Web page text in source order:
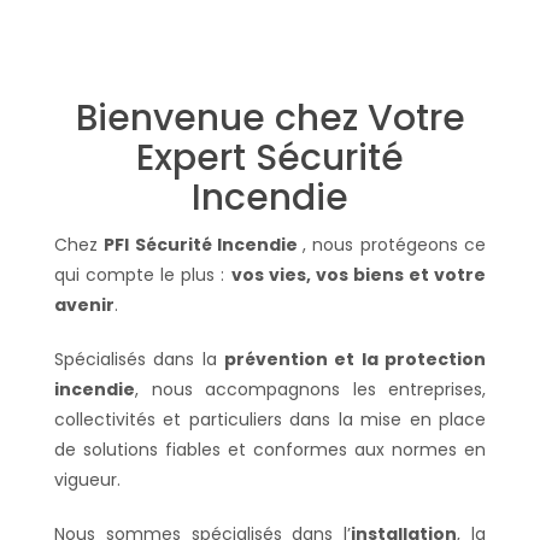
Bienvenue chez Votre
Expert Sécurité
Incendie
Chez PFI Sécurité Incendie, nous protégeons ce
qui compte le plus : vos vies, vos biens et votre
avenir.
Spécialisés dans la prévention et la protection
incendie, nous accompagnons les entreprises,
collectivités et particuliers dans la mise en place
de solutions fiables et conformes aux normes en
vigueur.
Nous sommes spécialisés dans l’installation, la